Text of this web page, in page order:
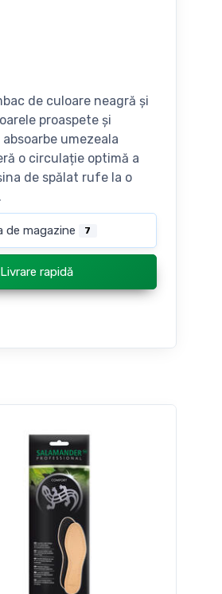
de culoare neagră și
proaspete și
umezeala
o circulație optimă a
de spălat rufe la o
de magazine 7
Livrare rapidă